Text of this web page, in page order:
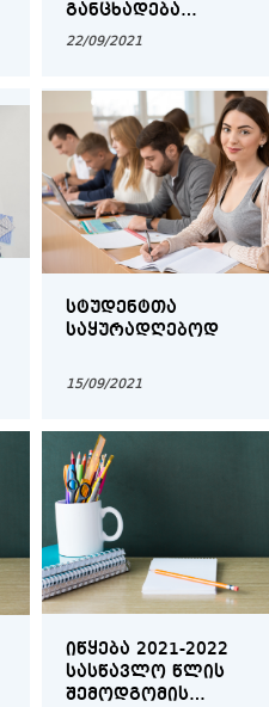
ᲒᲐᲜᲪᲮᲐᲓᲔᲑᲐ
ᲡᲢᲣᲓᲔᲜᲢᲣᲠᲘ
22/09/2021
ᲡᲢᲣᲓᲔᲜᲢᲗᲐ
ᲡᲐᲧᲣᲠᲐᲓᲦᲔᲑᲝᲓ
15/09/2021
ᲘᲬᲧᲔᲑᲐ 2021-2022
ᲡᲐᲡᲬᲐᲕᲚᲝ ᲬᲚᲘᲡ
ᲨᲔᲛᲝᲓᲒᲝᲛᲘᲡ